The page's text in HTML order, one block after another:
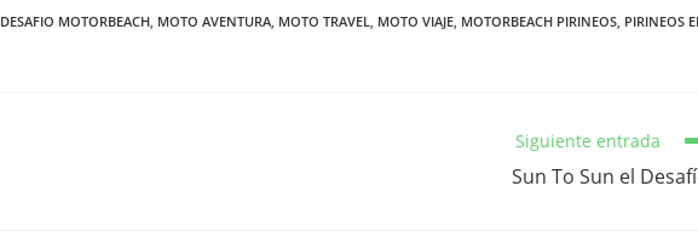
DESAFIO MOTORBEACH, MOTO AVENTURA, MOTO TRAVEL, MOTO VIAJE, MOTORBEACH PIRINEOS, PIRINEOS
Siguiente entrada
Sun To Sun el